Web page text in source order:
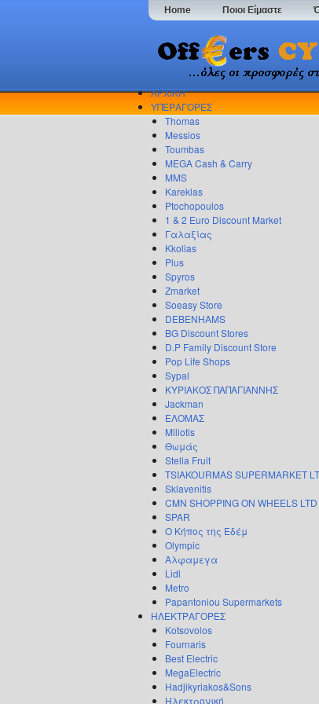
Home Ποιοι Είμαστε
ΑΡΧΙΚΗ
ΥΠΕΡΑΓΟΡΕΣ
Thomas
Messios
Toumbas
MEGA Cash & Carry
MMS
Kareklas
Ptochopoulos
1 & 2 Euro Discount Market
Γαλαξίας
Kkolias
Plus
Spyros
Zmarket
Soeasy Store
DEBENHAMS
BG Discount Stores
D.P Family Discount Store
Pop Life Shops
Sypal
ΚΥΡΙΑΚΟΣ ΠΑΠΑΓΙΑΝΝΗΣ
Jackman
ΕΛΟΜΑΣ
Miliotis
Θωμάς
Stella Fruit
TSIAKOURMAS SUPERMARKET
Sklavenitis
CMN SHOPPING ON WHEELS LTD
SPAR
Ο Κήπος της Εδέμ
Olympic
Αλφαμεγα
Lidl
Metro
Papantoniou Supermarkets
ΗΛΕΚΤΡΑΓΟΡΕΣ
Kotsovolos
Fournaris
Best Electric
MegaElectric
Hadjikyriakos&Sons
Ηλεκτρονική